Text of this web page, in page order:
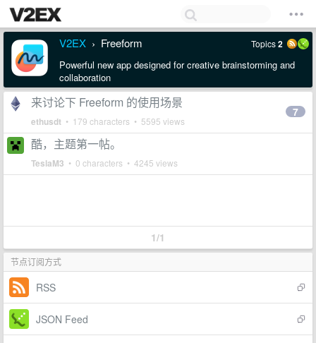
V2EX › Freeform Topics2
Powerful new app designed for creative brainstorming and
collaboration
来讨论下 Freeform 的使用场景
ethusdt • 179 characters • 5595 views
7
酷，主题第一帖。
TeslaM3 • 0 characters • 4245 views
1/1
节点订阅方式
RSS
JSON Feed